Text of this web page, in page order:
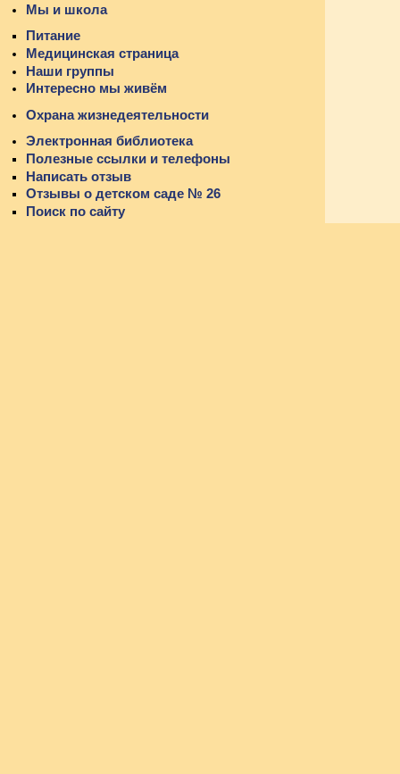
Мы и школа
Питание
Медицинская страница
Наши группы
Интересно мы живём
Охрана жизнедеятельности
Электронная библиотека
Полезные ссылки и телефоны
Написать отзыв
Отзывы о детском саде № 26
Поиск по сайту